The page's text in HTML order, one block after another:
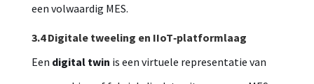
een volwaardig MES.
3.4 Digitale tweeling en IIoT‑platformlaag
Een digital twin is een virtuele representatie van